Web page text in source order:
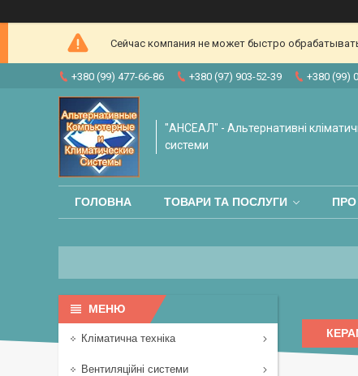
Сейчас компания не может быстро
+380 (99) 477-66-86 +380 (97) 903-52-39 +380 (99)
"АНСЕАЛ" - Альтернативні
системи
ГОЛОВНА ТОВАРИ ТА ПОСЛУГИ
Кліматична техніка
Вентиляційні системи